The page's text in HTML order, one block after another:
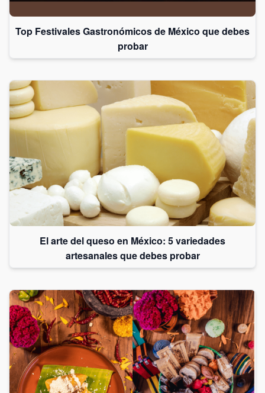
Top Festivales Gastronómicos de México que debes
probar
El arte del queso en México: 5 variedades
artesanales que debes probar